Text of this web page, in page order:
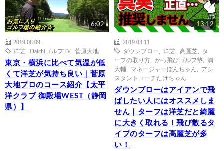
6:02
2019.08.09
洋芝
DaichiゴルフTV, 菅原大地
東京・横浜に比べて気温が低
くて洋芝が気持ち良い｜菅原
大地プロのコース紹介【太平
洋クラブ 御殿場WEST（静岡
県）】
13:12
2019.03.11
ダウンブロー
洋芝 高麗芝
タ
ーフの取り方
かっ飛びゴルフ塾
浦
大輔
マネージャーぼんちゃん
アシ
スタントコーチたけちゃん
ダウンブローはアイアンで飛
ばしたい人にはオススメしま
せん｜ターフは洋芝だと綺麗
に大きく取れる！飛び散るタ
イプのターフは高麗芝が多
い！